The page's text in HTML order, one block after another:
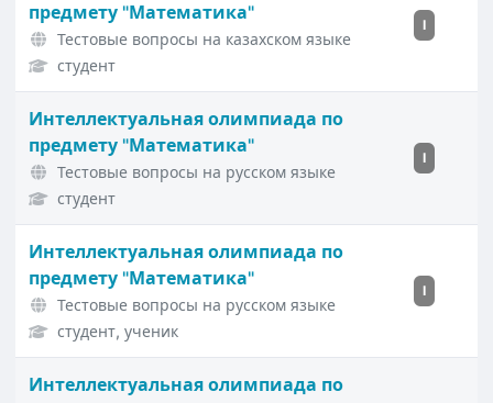
предмету "Математика"
Тестовые вопросы на казахском языке
студент
I
Интеллектуальная олимпиада по
предмету "Математика"
Тестовые вопросы на русском языке
студент
I
Интеллектуальная олимпиада по
предмету "Математика"
Тестовые вопросы на русском языке
студент, ученик
I
Интеллектуальная олимпиада по